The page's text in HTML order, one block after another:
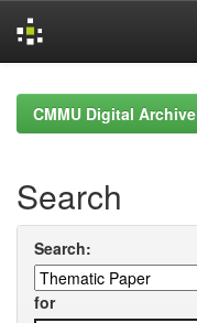
navigationCMMU Digital Archive
Search
Search:
for